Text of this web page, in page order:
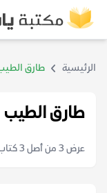
الرئيسية طارق
طارق الطيب
عرض 3 من أصل 3 كتاب